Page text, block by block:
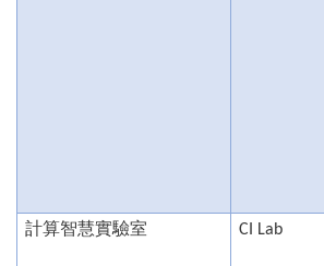
計算智慧實驗室 CI Lab